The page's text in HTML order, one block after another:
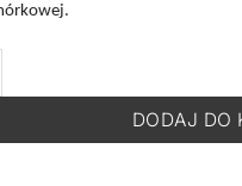
Ultraton -Krem do
DODAJ DO